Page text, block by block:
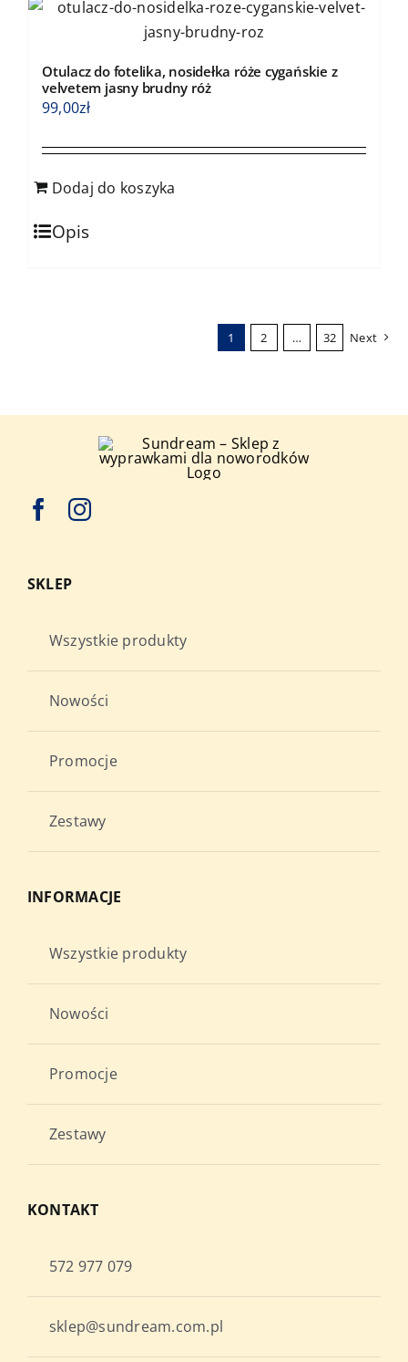
Otulacz do fotelika, nosidełka róże cygańskie z
velvetem jasny brudny róż
99,00zł
Dodaj do koszyka
Opis
1 2 … 32 Next
SKLEP
Wszystkie produkty
Nowości
Promocje
Zestawy
INFORMACJE
Wszystkie produkty
Nowości
Promocje
Zestawy
KONTAKT
572 977 079
sklep@sundream.com.pl